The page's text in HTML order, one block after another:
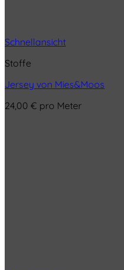
Schnellansicht
Stoffe
Jersey von Mies&Moos
24,00 € pro Meter